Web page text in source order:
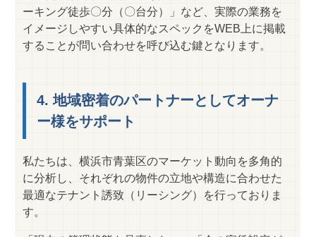
ーキング徒歩〇分（〇台分）」など、実際の業務を
イメージしやすい具体的なスペックをWEB上に掲載
することが問い合わせを呼び込む鍵となります。
4. 地域密着のパートナーとしてオーナ
ー様をサポート
私たちは、横浜市青葉区のマーケット動向を多角的
に分析し、それぞれの物件の立地や構造に合わせた
最適なテナント誘致（リーシング）を行っておりま
す。